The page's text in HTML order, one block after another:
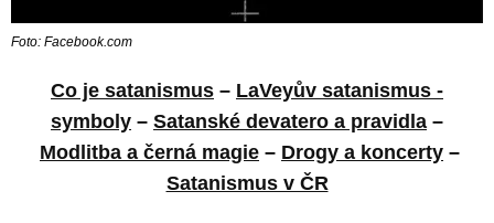
Foto: Facebook.com
Co je satanismus – LaVeyův satanismus -
symboly – Satanské devatero a pravidla –
Modlitba a černá magie – Drogy a koncerty –
Satanismus v ČR